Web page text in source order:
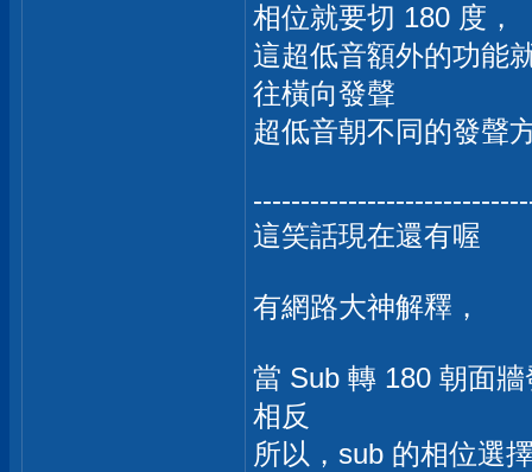
相位就要切 180 度，
這超低音額外的功能
往橫向發聲
超低音朝不同的發聲
這笑話現在還有喔
有網路大神解釋，
當 Sub 轉 180 朝面
相反
所以，sub 的相位選